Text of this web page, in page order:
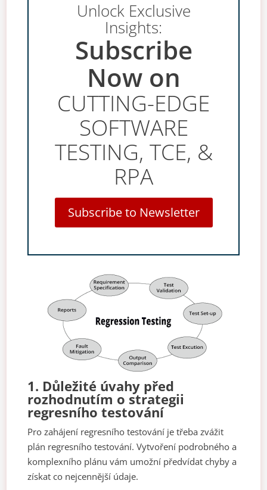
Unlock Exclusive
Insights:
Subscribe
Now on
CUTTING-EDGE
SOFTWARE
TESTING, TCE, &
RPA
Subscribe to Newsletter
1. Důležité úvahy před
rozhodnutím o strategii
regresního testování
Pro zahájení regresního testování je třeba zvážit
plán regresního testování. Vytvoření podrobného a
komplexního plánu vám umožní předvídat chyby a
získat co nejcennější údaje.